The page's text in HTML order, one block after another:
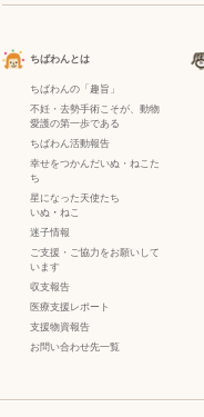
ちばわんとは
ちばわんの「趣旨」
不妊・去勢手術こそが、動物
愛護の第一歩である
ちばわん活動報告
幸せをつかんだいぬ・ねこた
ち
星になった天使たち
いぬ ・ ねこ
迷子情報
ご支援・ご協力をお願いして
います
収支報告
医療支援レポート
支援物資報告
お問い合わせ先一覧